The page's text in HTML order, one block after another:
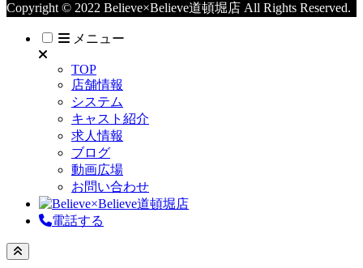
Copyright © 2022 Believe×Believe道頓堀店 All Rights Reserved.
メニュー
TOP
店舗情報
システム
キャスト紹介
求人情報
ブログ
動画広場
お問い合わせ
電話する